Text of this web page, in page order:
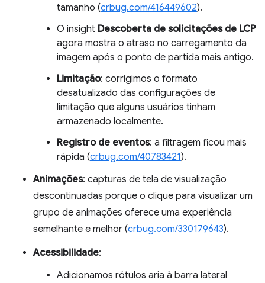
tamanho (crbug.com/416449602).
O insight Descoberta de solicitações de LCP
agora mostra o atraso no carregamento da
imagem após o ponto de partida mais antigo.
Limitação: corrigimos o formato
desatualizado das configurações de
limitação que alguns usuários tinham
armazenado localmente.
Registro de eventos: a filtragem ficou mais
rápida (crbug.com/40783421).
Animações: capturas de tela de visualização
descontinuadas porque o clique para visualizar um
grupo de animações oferece uma experiência
semelhante e melhor (crbug.com/330179643).
Acessibilidade:
Adicionamos rótulos aria à barra lateral